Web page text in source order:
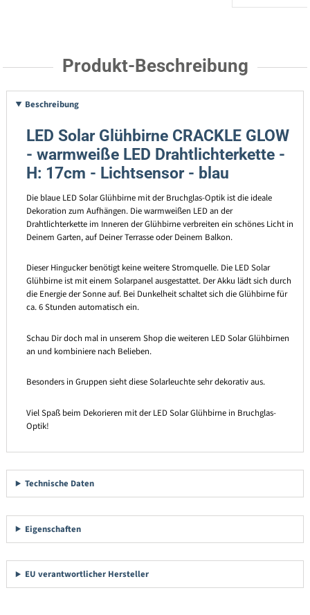
Produkt-Beschreibung
Beschreibung
LED Solar Glühbirne CRACKLE GLOW
- warmweiße LED Drahtlichterkette -
H: 17cm - Lichtsensor - blau
Die blaue LED Solar Glühbirne mit der Bruchglas-Optik ist die ideale
Dekoration zum Aufhängen. Die warmweißen LED an der
Drahtlichterkette im Inneren der Glühbirne verbreiten ein schönes Licht in
Deinem Garten, auf Deiner Terrasse oder Deinem Balkon.
Dieser Hingucker benötigt keine weitere Stromquelle. Die LED Solar
Glühbirne ist mit einem Solarpanel ausgestattet. Der Akku lädt sich durch
die Energie der Sonne auf. Bei Dunkelheit schaltet sich die Glühbirne für
ca. 6 Stunden automatisch ein.
Schau Dir doch mal in unserem Shop die weiteren LED Solar Glühbirnen
an und kombiniere nach Belieben.
Besonders in Gruppen sieht diese Solarleuchte sehr dekorativ aus.
Viel Spaß beim Dekorieren mit der LED Solar Glühbirne in Bruchglas-
Optik!
Technische Daten
Eigenschaften
EU verantwortlicher Hersteller